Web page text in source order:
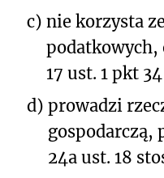
c) nie korzysta
podatkowych,
17 ust. 1 pkt
d) prowadzi
gospodarczą,
24a ust. 18